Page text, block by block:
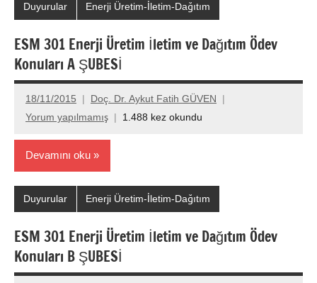
Duyurular Enerji Üretim-İletim-Dağıtım
ESM 301 Enerji Üretim İletim ve Dağıtım Ödev
Konuları A ŞUBESİ
18/11/2015
Doç. Dr. Aykut Fatih GÜVEN
Yorum yapılmamış
1.488 kez okundu
Devamını oku
Duyurular Enerji Üretim-İletim-Dağıtım
ESM 301 Enerji Üretim İletim ve Dağıtım Ödev
Konuları B ŞUBESİ